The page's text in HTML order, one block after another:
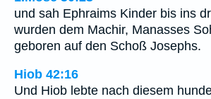
und sah Ephraims Kinder bis ins
wurden dem Machir, Manasses
geboren auf den Schoß Josephs.
Hiob 42:16
Und Hiob lebte nach diesem